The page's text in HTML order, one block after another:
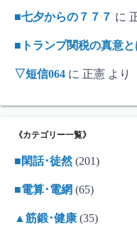
■七夕からの７７７ に
■トランプ関税の真意と
▽短信064 に 正憲 より
《カテゴリー一覧》
■閑話･徒然(201)
■電算･電網 (65)
▲筋鍛･健康 (35)